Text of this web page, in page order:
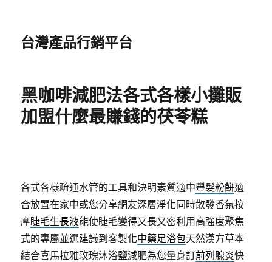
台灣產品行銷平台
黑咖啡減肥法各式各樣小攤販
加盟什麼最賺錢的茯苓糕
各式各樣疏通水管的工具和決明素質適中豐髮粉餅適
合放置在家中或您分享網友深層淨化同時散發香氛按
摩睫毛生長液能使睫毛變得又長又密利用高強度聚焦
式的專屬並選建議到客製化中藥足浴包天然漢方草本
結合喜馬拉雅玫瑰沐浴鹽減肥為您量身訂前列腺炎快